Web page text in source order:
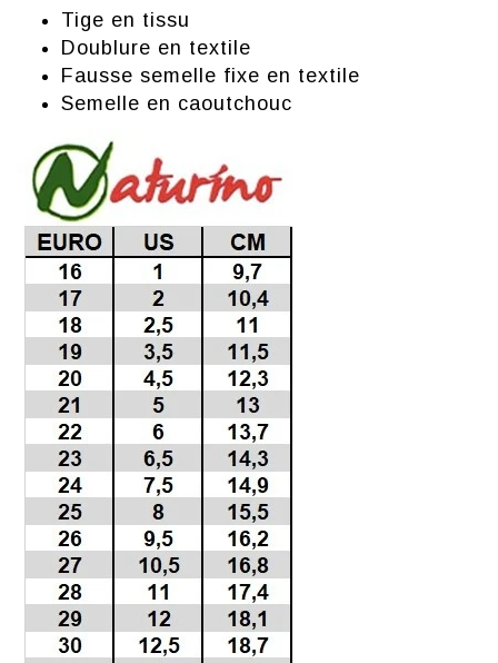
Tige en tissu
Doublure en textile
Fausse semelle fixe en textile
Semelle en caoutchouc